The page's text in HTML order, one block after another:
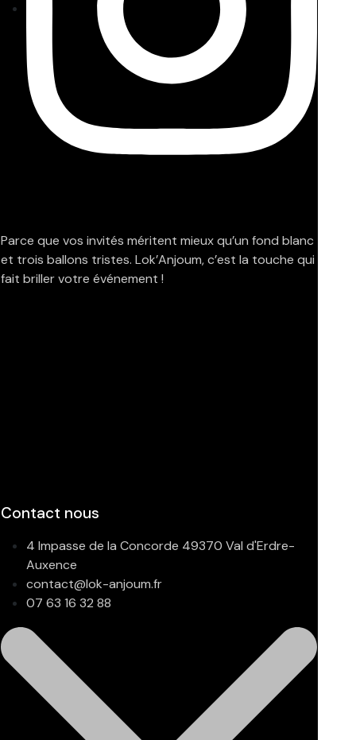
Parce que vos invités méritent mieux qu’un fond blanc
et trois ballons tristes. Lok’Anjoum, c’est la touche qui
fait briller votre événement !
Contact nous
4 Impasse de la Concorde 49370 Val d'Erdre-
Auxence
contact@lok-anjoum.fr
07 63 16 32 88